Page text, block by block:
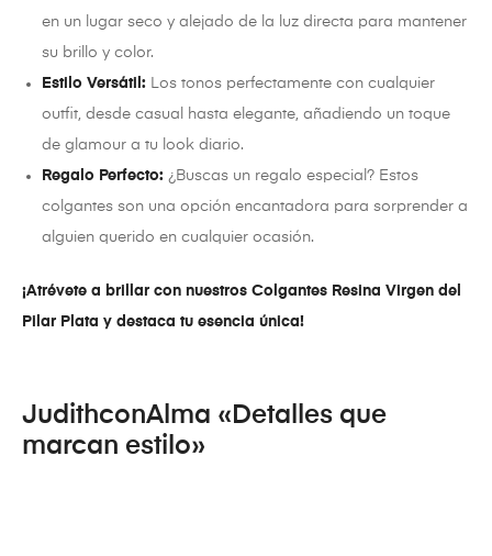
en un lugar seco y alejado de la luz directa para mantener
su brillo y color.
Estilo Versátil: Los tonos perfectamente con cualquier
outfit, desde casual hasta elegante, añadiendo un toque
de glamour a tu look diario.
Regalo Perfecto: ¿Buscas un regalo especial? Estos
colgantes son una opción encantadora para sorprender a
alguien querido en cualquier ocasión.
¡Atrévete a brillar con nuestros Colgantes Resina Virgen del
Pilar Plata y destaca tu esencia única!
JudithconAlma «Detalles que
marcan estilo»